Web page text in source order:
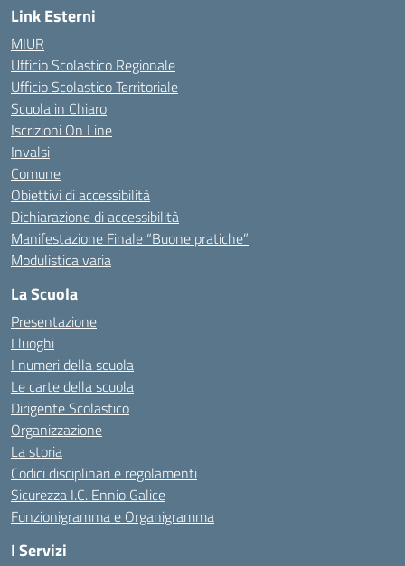
Link Esterni
MIUR
Ufficio Scolastico Regionale
Ufficio Scolastico Territoriale
Scuola in Chiaro
Iscrizioni On Line
Invalsi
Comune
Obiettivi di accessibilità
Dichiarazione di accessibilità
Manifestazione Finale “Buone pratiche”
Modulistica varia
La Scuola
Presentazione
I luoghi
I numeri della scuola
Le carte della scuola
Dirigente Scolastico
Organizzazione
La storia
Codici disciplinari e regolamenti
Sicurezza I.C. Ennio Galice
Funzionigramma e Organigramma
I Servizi